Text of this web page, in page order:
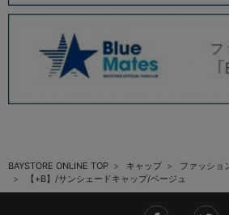
BAYSTORE ONLINE TOP キャップ
ファッショ
【+B】/サンシェードキャップ/ベージュ